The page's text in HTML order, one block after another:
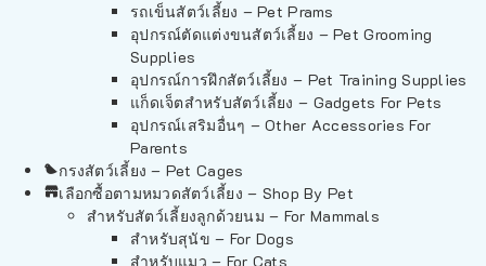
รถเข็นสัตว์เลี้ยง – Pet Prams
อุปกรณ์ตัดแต่งขนสัตว์เลี้ยง – Pet Grooming
Supplies
อุปกรณ์การฝึกสัตว์เลี้ยง – Pet Training Supplies
แก็ดเจ็ตสำหรับสัตว์เลี้ยง – Gadgets For Pets
อุปกรณ์เสริมอื่นๆ – Other Accessories For
Parents
กรงสัตว์เลี้ยง – Pet Cages
เลือกซื้อตามหมวดสัตว์เลี้ยง – Shop By Pet
สำหรับสัตว์เลี้ยงลูกด้วยนม – For Mammals
สำหรับสุนัข – For Dogs
สำหรับแมว – For Cats